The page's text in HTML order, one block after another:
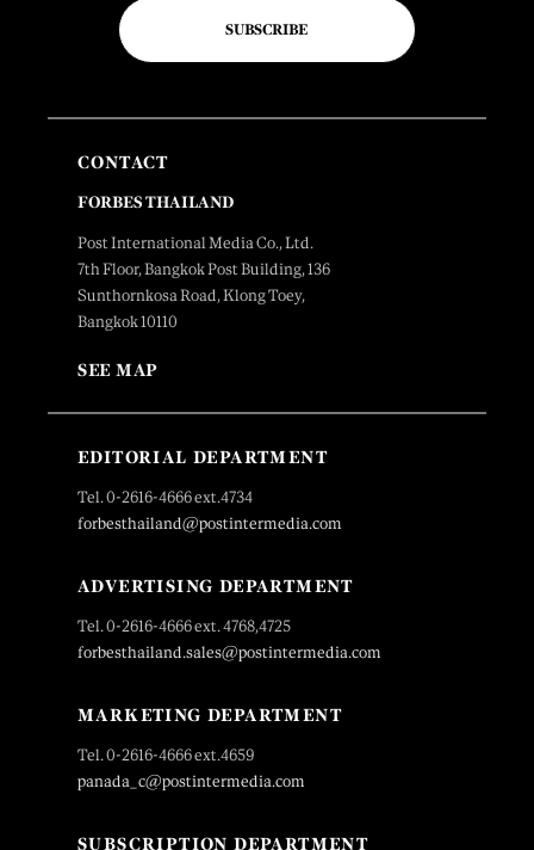
SUBSCRIBE
CONTACT
FORBES THAILAND
Post International Media Co., Ltd.
7th Floor, Bangkok Post Building, 136
Sunthornkosa Road, Klong Toey,
Bangkok 10110
SEE MAP
EDITORIAL DEPARTMENT
Tel. 0-2616-4666 ext.4734
forbesthailand@postintermedia.com
ADVERTISING DEPARTMENT
Tel. 0-2616-4666 ext. 4768,4725
forbesthailand.sales@postintermedia.com
MARKETING DEPARTMENT
Tel. 0-2616-4666 ext.4659
panada_c@postintermedia.com
SUBSCRIPTION DEPARTMENT